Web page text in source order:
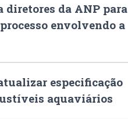
diretores da ANP para
envolvendo a
especificação
aquaviários